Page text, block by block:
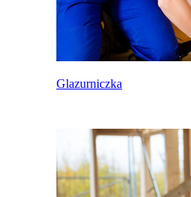
Glazurniczka